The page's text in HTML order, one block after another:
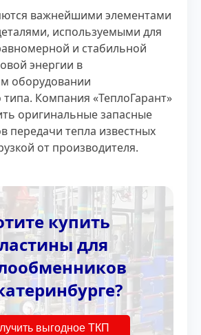
важнейшими элементами
используемыми для
и стабильной
энергии в
оборудовании
типа. Компания «ТеплоГарант»
оригинальные запасные
передачи тепла известных
от производителя.
купить
для
выгодное ТКП